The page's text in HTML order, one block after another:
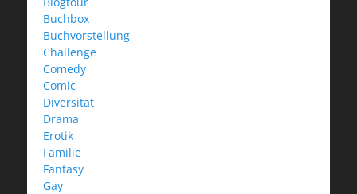
Buchbox
Buchvorstellung
Challenge
Comedy
Comic
Diversität
Drama
Erotik
Familie
Fantasy
Gay